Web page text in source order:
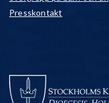
Presskontakt